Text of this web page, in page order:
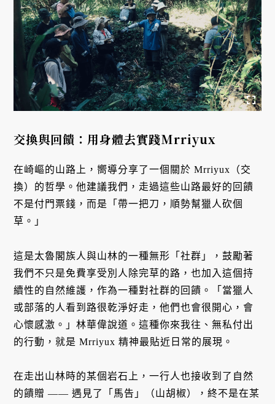
交換與回饋：用身體去實踐Mrriyux
在崎嶇的山路上，嚮導分享了一個關於 Mrriyux（交
換）的哲學。他建議我們，走過這些山路最好的回饋
不是付門票錢，而是「帶一把刀，順勢幫獵人砍個
草。」
這是太魯閣族人與山林的一種無形「社群」，鼓勵著
我們不只是免費享受別人除完草的路，也加入這個持
續性的自然維護，作為一種對社群的回饋。「當獵人
或部落的人看到路很乾淨好走，他們也會很開心，會
心懷感激。」林華偉說道。這種你來我往、無私付出
的行動，就是 Mrriyux 精神最貼近日常的展現。
在走出山林時的某個岩石上，一行人也接收到了自然
的饋贈 —— 遇見了「馬告」（山胡椒），終不是在某